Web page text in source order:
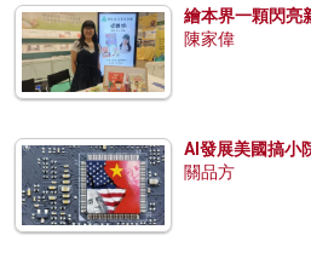
繪本界一顆閃亮
陳家偉
AI發展美國搞小
關品方